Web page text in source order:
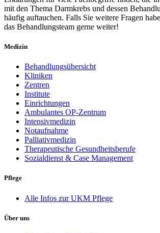
mit den Thema Darmkrebs und dessen
häufig auftauchen. Falls Sie weitere Fragen
das Behandlungsteam gerne weiter!
Medizin
Behandlungsübersicht
Kliniken
Zentren
Institute
Einrichtungen
Ambulantes OP-Zentrum
Intensivmedizin
Notaufnahme
Palliativmedizin
Therapeutische Gesundheitsberufe
Sozialdienst & Case Management
Pflege
Alle Infos zur UKM Pflege
Über uns